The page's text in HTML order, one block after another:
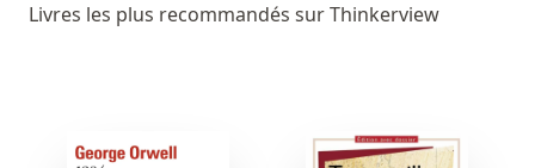
Livres les plus recommandés sur Thinkerview